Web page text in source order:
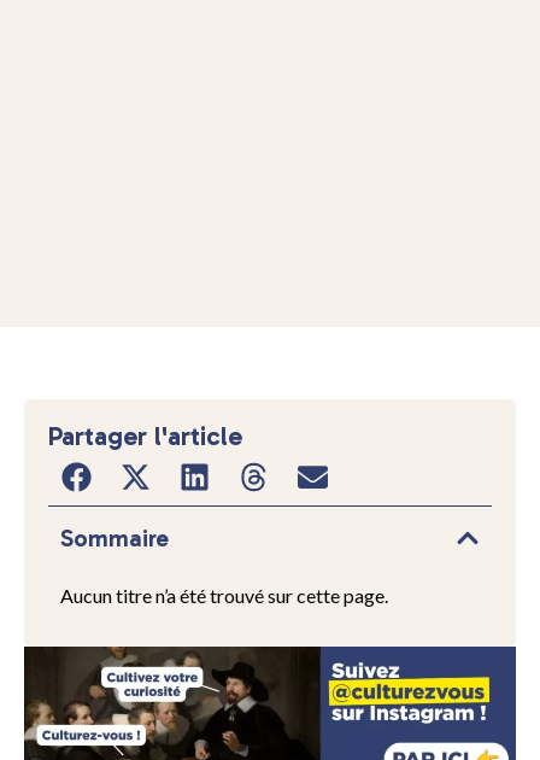
Partager l'article
Sommaire
Aucun titre n’a été trouvé sur cette page.